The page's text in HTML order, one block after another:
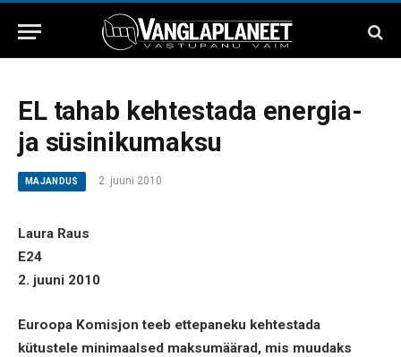
EL tahab kehtestada energia-
ja süsinikumaksu
MAJANDUS 2. juuni 2010
Laura Raus
E24
2. juuni 2010
Euroopa Komisjon teeb ettepaneku kehtestada
kütustele minimaalsed maksumäärad, mis muudaks